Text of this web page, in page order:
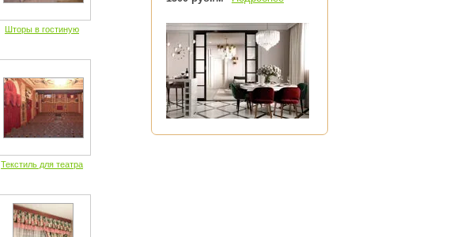
Шторы в гостиную
Текстиль для театра